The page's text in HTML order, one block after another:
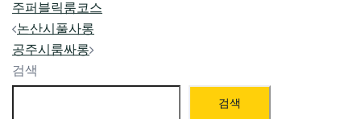
주퍼블릭룸코스
Post
navigation
논산시풀사롱
공주시룸싸롱
검색
검색